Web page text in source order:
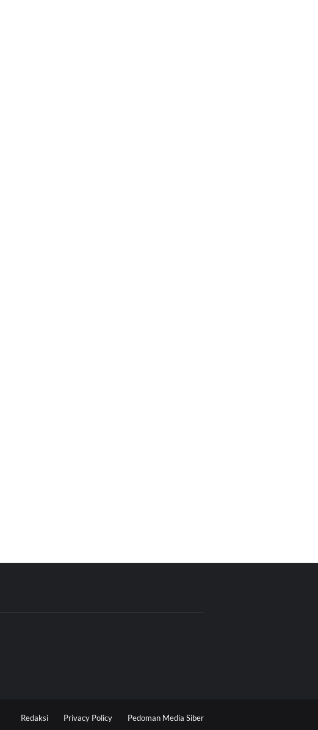
Redaksi Privacy Policy Pedoman Media Siber